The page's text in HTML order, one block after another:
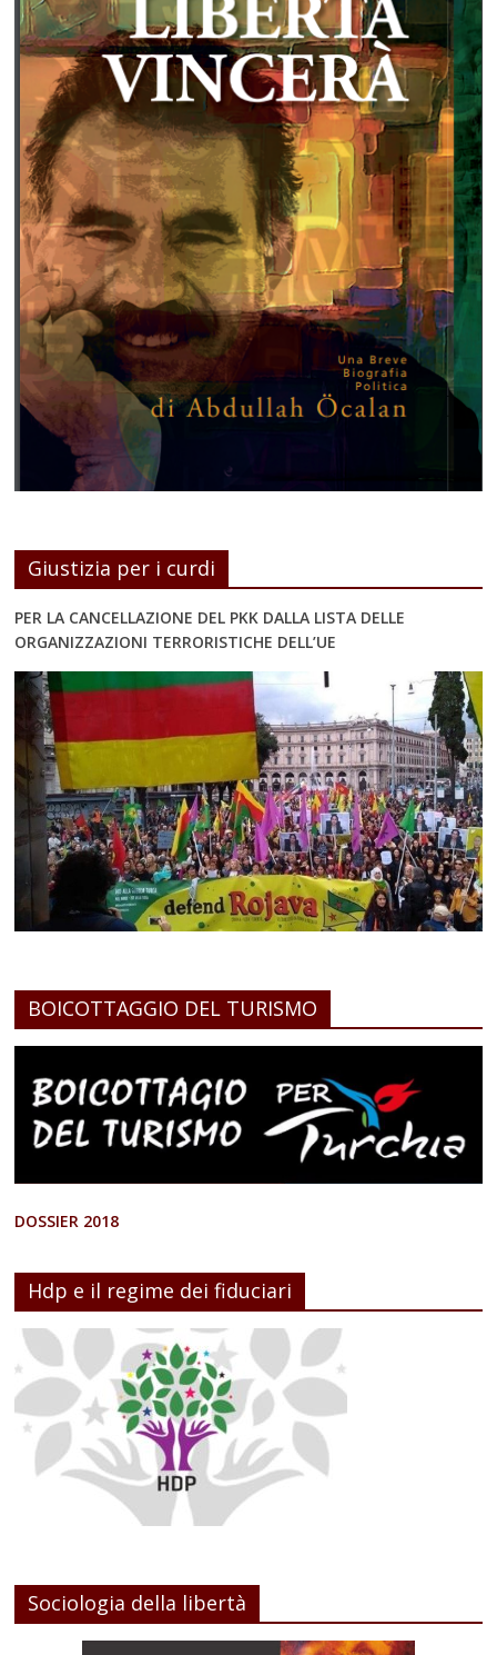
Giustizia per i curdi
PER LA CANCELLAZIONE DEL PKK DALLA LISTA DELLE
ORGANIZZAZIONI TERRORISTICHE DELL’UE
BOICOTTAGGIO DEL TURISMO
DOSSIER 2018
Hdp e il regime dei fiduciari
Sociologia della libertà